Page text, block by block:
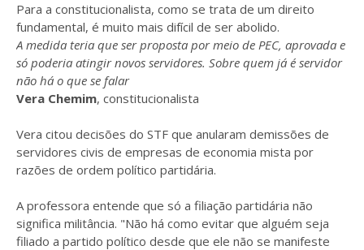
Para a constitucionalista, como se trata de um direito
fundamental, é muito mais difícil de ser abolido.
A medida teria que ser proposta por meio de PEC, aprovada e
só poderia atingir novos servidores. Sobre quem já é servidor
não há o que se falar
Vera Chemim, constitucionalista
Vera citou decisões do STF que anularam demissões de
servidores civis de empresas de economia mista por
razões de ordem político partidária.
A professora entende que só a filiação partidária não
significa militância. "Não há como evitar que alguém seja
filiado a partido político desde que ele não se manifeste